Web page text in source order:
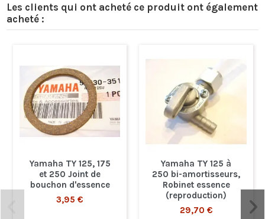
Les clients qui ont acheté ce produit ont également
acheté :
Yamaha TY 125, 175
et 250 Joint de
bouchon d'essence
3,95 €
Yamaha TY 125 à
250 bi-amortisseurs,
Robinet essence
(reproduction)
29,70 €